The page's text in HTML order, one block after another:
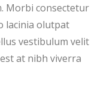
Morbi consectetur
lacinia olutpat
vestibulum velit
at nibh viverra